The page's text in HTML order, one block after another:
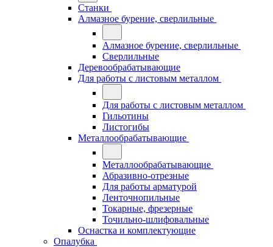
Станки
Алмазное бурение, сверлильные
Алмазное бурение, сверлильные
Сверлильные
Деревообрабатывающие
Для работы с листовым металлом
Для работы с листовым металлом
Гильотины
Листогибы
Металлообрабатывающие
Металлообрабатывающие
Абразивно-отрезные
Для работы арматурой
Ленточнопильные
Токарные, фрезерные
Точильно-шлифовальные
Оснастка и комплектующие
Опалубка